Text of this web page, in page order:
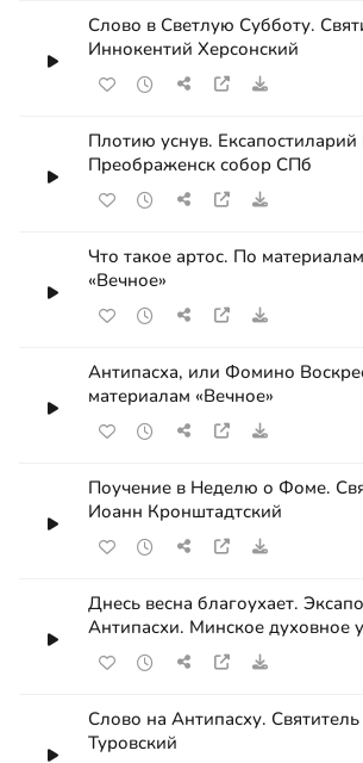
Слово в Светлую Субботу.
Иннокентий Херсонский
Плотию уснув.
Преображенск собор СПб
Что такое артос. По
«Вечное»
Антипасха, или Фомино
материалам «Вечное»
Поучение в Неделю о Фоме.
Иоанн Кронштадтский
Днесь весна благоухает.
Антипасхи. Минское духовное
Слово на Антипасху.
Туровский